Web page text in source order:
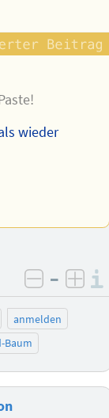
wieder
negativ
–
anmelden
Baum